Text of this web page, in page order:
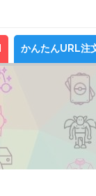
かんたんURL注